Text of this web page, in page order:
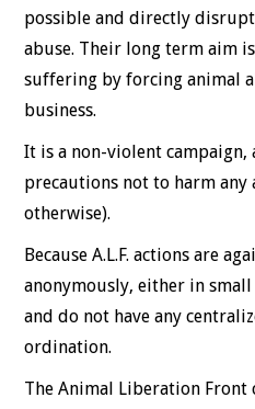
possible and directly
abuse. Their long term aim
suffering by forcing animal
business.
It is a non-violent campaign,
precautions not to harm any
otherwise).
Because A.L.F. actions are
anonymously, either in
and do not have any
ordination.
The Animal Liberation Front